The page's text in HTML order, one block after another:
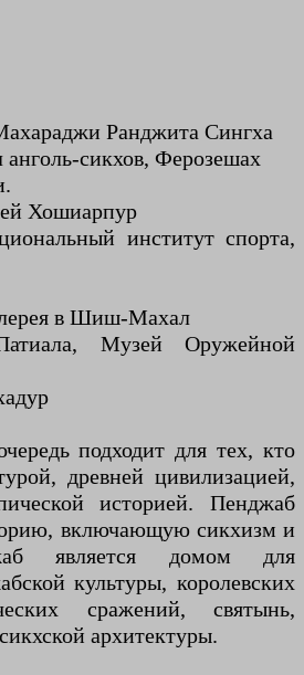
Ранджита Сингха
сикхов, Ферозешах
Хошиарпур
институт спорта,
в Шиш-Махал
Музей Оружейной
подходит для тех, кто
древней цивилизацией,
историей. Пенджаб
включающую сикхизм и
является домом для
культуры, королевских
сражений, святынь,
архитектуры.